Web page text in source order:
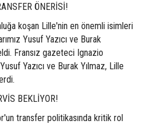
ÖNERİSİ!
koşan Lille'nin en önemli isimleri
Yusuf Yazıcı ve Burak
Fransız gazeteci Ignazio
Yazıcı ve Burak Yılmaz, Lille
BEKLİYOR!
transfer politikasında kritik rol